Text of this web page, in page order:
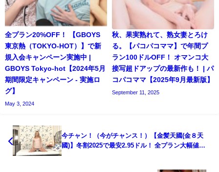
全プラン20%OFF！ 【GBOYS
東京熱（TOKYO-HOT）】で新
規入会キャンペーン実施中 |
GBOYS Tokyo-hot【2024年5月
期間限定キャンペーン - 実施ロ
グ】
May 3, 2024
秋、果実熟れて、熟女妻とろけ
る。【パコパコママ】で年間プ
ラン100ドルOFF！ オマンコ大
接写超ドアップの最新作も！ | パ
コパコママ【2025年9月最新版】
September 11, 2025
今チャン！（今がチャンス！）【金髪天國(金８天
國)】冬割2025で最安2.95ドル！ 全プラン大幅値引